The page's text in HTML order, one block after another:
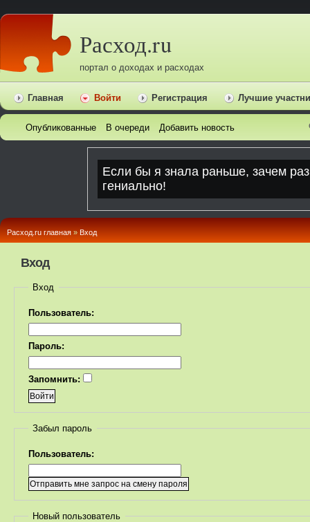
Расход.ru
портал о доходах и расходах
Главная Войти Регистрация Лучшие
Опубликованные В очереди Добавить новость
Расход.ru главная » Вход
Вход
Вход
Пользователь:
Пароль:
Запомнить:
Забыл пароль
Пользователь:
Новый пользователь